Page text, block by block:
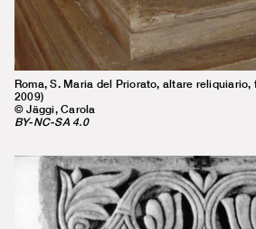
Roma, S. Maria del Priorato, altare
2009)
© Jäggi, Carola
BY-NC-SA 4.0